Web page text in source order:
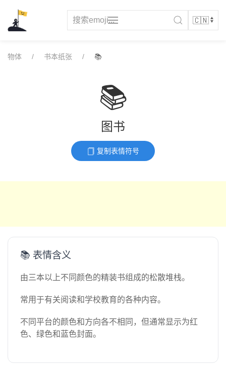
content
物体 书本纸张 📚
📚
图书
复制表情符号
📚 表情含义
由三本以上不同颜色的精装书组成的松散堆栈。
常用于有关阅读和学校教育的各种内容。
不同平台的颜色和方向各不相同，但通常显示为红
色、绿色和蓝色封面。